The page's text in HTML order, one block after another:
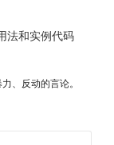
法和实例代码
、反动的言论。